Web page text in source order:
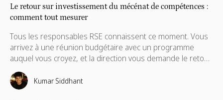
Le retour sur investissement du mécénat de compétences :
comment tout mesurer
Tous les responsables RSE connaissent ce moment. Vous
arrivez à une réunion budgétaire avec un programme
auquel vous croyez, et la direction vous demande le retour
sur investissement précis de votre mécénat de
compétences. Dans ces situations, les indicateurs
classiques comme le nombre total d'heures enregistrées
Kumar Siddhant